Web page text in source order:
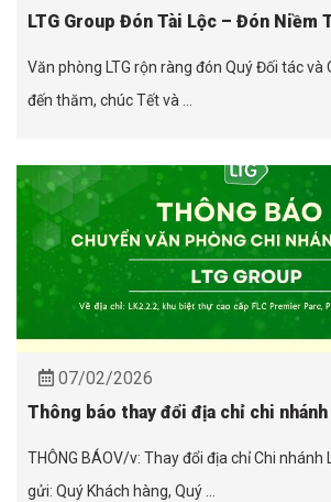
LTG Group Đón Tài Lộc – Đón Niềm
Văn phòng LTG rộn ràng đón Quý Đối tác và
đến thăm, chúc Tết và ...
07/02/2026
Thông báo thay đổi địa chỉ chi nhánh
THÔNG BÁOV/v: Thay đổi địa chỉ Chi nhánh
gửi: Quý Khách hàng, Quý ...